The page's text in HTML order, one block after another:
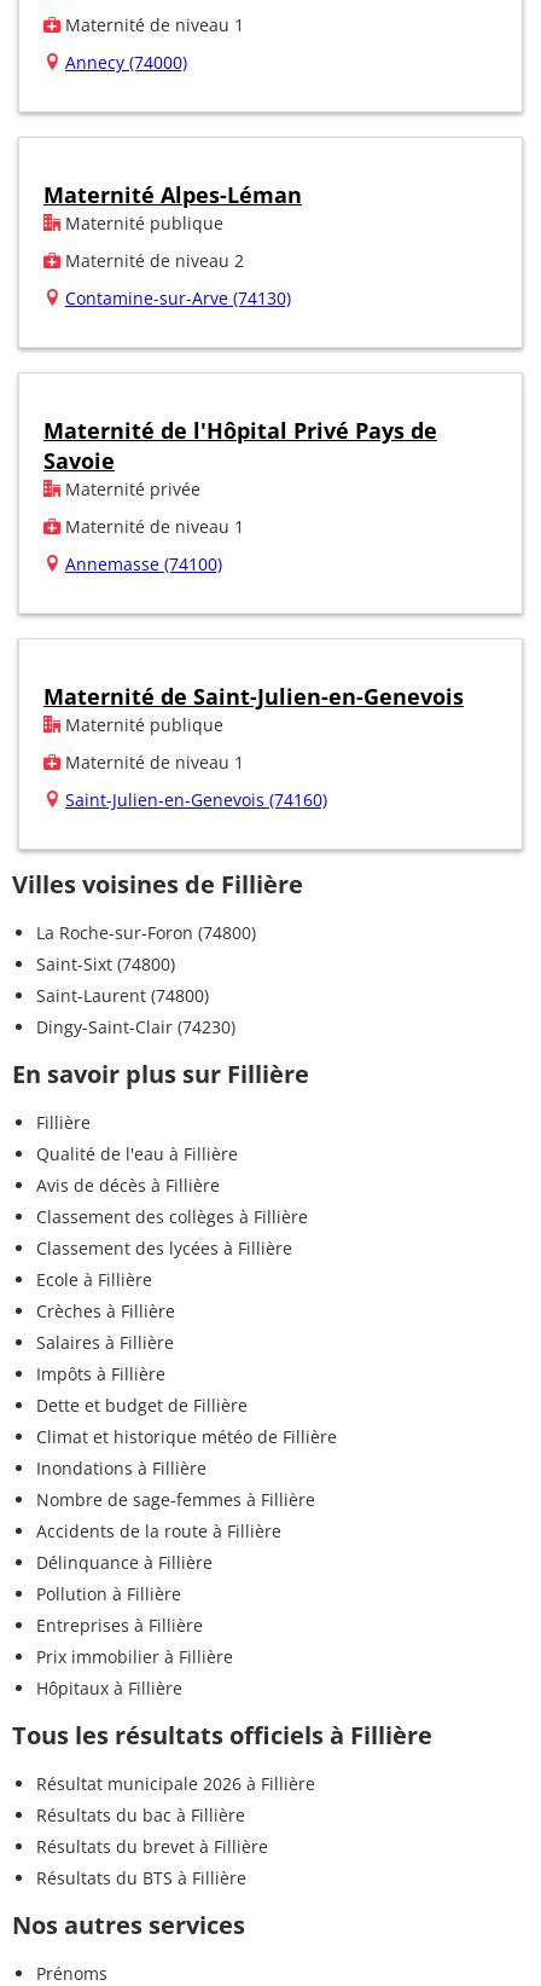
Maternité de niveau 1
Annecy (74000)
Maternité Alpes-Léman
Maternité publique
Maternité de niveau 2
Contamine-sur-Arve (74130)
Maternité de l'Hôpital Privé Pays de
Savoie
Maternité privée
Maternité de niveau 1
Annemasse (74100)
Maternité de Saint-Julien-en-Genevois
Maternité publique
Maternité de niveau 1
Saint-Julien-en-Genevois (74160)
Villes voisines de Fillière
La Roche-sur-Foron (74800)
Saint-Sixt (74800)
Saint-Laurent (74800)
Dingy-Saint-Clair (74230)
En savoir plus sur Fillière
Fillière
Qualité de l'eau à Fillière
Avis de décès à Fillière
Classement des collèges à Fillière
Classement des lycées à Fillière
Ecole à Fillière
Crèches à Fillière
Salaires à Fillière
Impôts à Fillière
Dette et budget de Fillière
Climat et historique météo de Fillière
Inondations à Fillière
Nombre de sage-femmes à Fillière
Accidents de la route à Fillière
Délinquance à Fillière
Pollution à Fillière
Entreprises à Fillière
Prix immobilier à Fillière
Hôpitaux à Fillière
Tous les résultats officiels à Fillière
Résultat municipale 2026 à Fillière
Résultats du bac à Fillière
Résultats du brevet à Fillière
Résultats du BTS à Fillière
Nos autres services
Prénoms